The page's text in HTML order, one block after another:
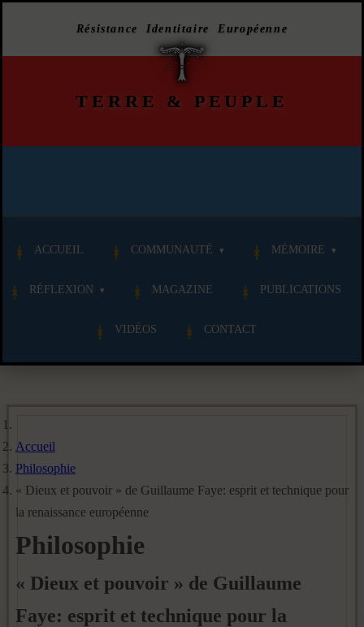
Résistance Identitaire Européenne
TERRE & PEUPLE
ACCUEIL COMMUNAUTÉ MÉMOIRE
RÉFLEXION MAGAZINE PUBLICATIONS
VIDÉOS CONTACT
Accueil
Philosophie
« Dieux et pouvoir » de Guillaume Faye: esprit et technique pour
la renaissance européenne
Philosophie
« Dieux et pouvoir » de Guillaume
Faye: esprit et technique pour la